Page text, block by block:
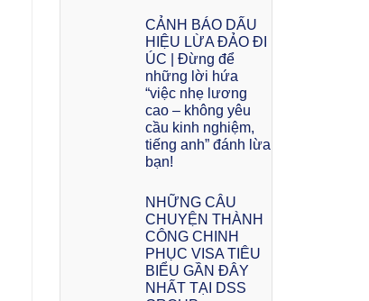
CẢNH BÁO DẤU
HIỆU LỪA ĐẢO ĐI
ÚC | Đừng để
những lời hứa
“việc nhẹ lương
cao – không yêu
cầu kinh nghiệm,
tiếng anh” đánh lừa
bạn!
NHỮNG CÂU
CHUYỆN THÀNH
CÔNG CHINH
PHỤC VISA TIÊU
BIỂU GẦN ĐÂY
NHẤT TẠI DSS